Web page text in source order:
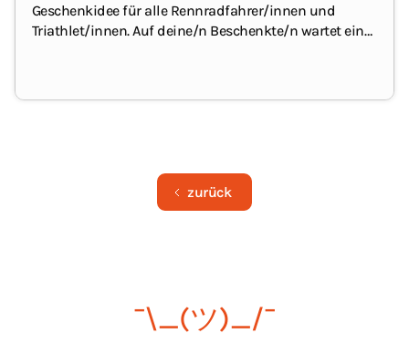
Geschenkidee für alle Rennradfahrer/innen und
Triathlet/innen.Auf deine/n Beschenkte/n wartet ein
zurück
¯\_(ツ)_/¯